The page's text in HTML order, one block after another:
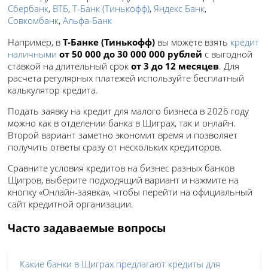
Сбербанк, ВТБ,Т-Банк (Тинькофф),Яндекс Банк,
Совкомбанк,Альфа-Банк
Например, вТ-Банке (Тинькофф) вы можете взять кредит
наличными от 50 000 до 30 000 000 рублей с выгодной
ставкой на длительный срокот 3 до 12 месяцев. Для
расчета регулярных платежей используйте бесплатный
калькулятор кредита.
Подать заявку на кредит для малого бизнеса в 2026 году
можно как в отделении банка в Щиграх, так и онлайн.
Второй вариант заметно экономит время и позволяет
получить ответы сразу от нескольких кредиторов.
Сравните условия кредитов на бизнес разных банков
Щигров, выберите подходящий вариант и нажмите на
кнопку «Онлайн-заявка», чтобы перейти на официальный
сайт кредитной организации.
Часто задаваемые вопросы
Какие банки в Щиграх предлагают кредиты для